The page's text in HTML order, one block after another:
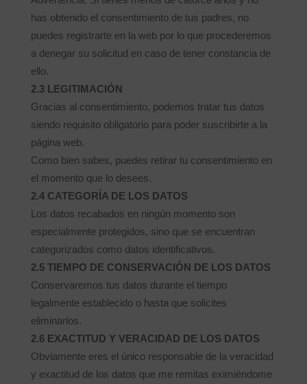
has obtenido el consentimiento de tus padres, no
puedes registrarte en la web por lo que procederemos
a denegar su solicitud en caso de tener constancia de
ello.
2.3 LEGITIMACIÓN
Gracias al consentimiento, podemos tratar tus datos
siendo requisito obligatorio para poder suscribirte a la
página web.
Como bien sabes, puedes retirar tu consentimiento en
el momento que lo desees.
2.4 CATEGORÍA DE LOS DATOS
Los datos recabados en ningún momento son
especialmente protegidos, sino que se encuentran
categorizados como datos identificativos.
2.5 TIEMPO DE CONSERVACIÓN DE LOS DATOS
Conservaremos tus datos durante el tiempo
legalmente establecido o hasta que solicites
eliminarlos.
2.6 EXACTITUD Y VERACIDAD DE LOS DATOS
Obviamente eres el único responsable de la veracidad
y exactitud de los datos que me remitas eximiéndome